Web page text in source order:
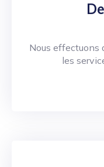
Nous effectuons
les